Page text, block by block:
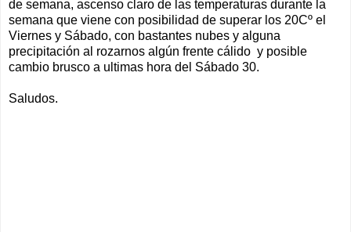
de semana, ascenso claro de las temperaturas durante la
semana que viene con posibilidad de superar los 20Cº el
Viernes y Sábado, con bastantes nubes y alguna
precipitación al rozarnos algún frente cálido y posible
cambio brusco a ultimas hora del Sábado 30.
Saludos.